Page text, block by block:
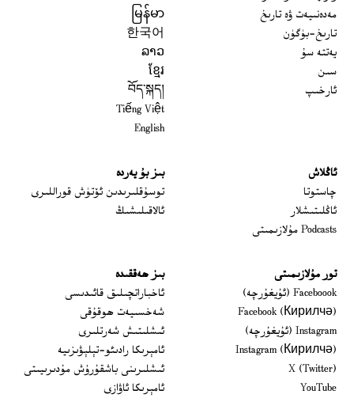
مەدەنىيەت ۋە تارىخ
تارىخ-بۈگۈن
يەتتە سۇ
سىن
ئارخىپ
မြန်မာ
한국어
ລາວ
ខ្មែរ
བོད་སྐད།
Tiếng Việt
English
ئاڭلاش
چاستوتا
ئاڭلىتىشلار
Podcasts مۇلازىمىتى
بىز بۇ يەردە
توسۇقلىرىدىن ئۆتۈش قوراللىرى
ئالاقىلىشىڭ
تور مۇلازىمىتى
Faceboook (ئۇيغۇرچە)
Opens in new window
Facebook (Кирилчә)
Opens in new window
Instagram (ئۇيغۇرچە)
Opens in new window
Instagram (Кирилчә)
Opens in new window
X (Twitter)
YouTube
بىز ھەققىدە
ئاخباراتچىلىق قائىدىسى
شەخسىيەت ھوقۇقى
ئىشلىتىش شەرتلىرى
ئامېرىكا رادىئو-تېلېۋىزىيە
ئىشلىرىنى باشقۇرۇش مۇدىرىيىتى
ئامېرىكا ئاۋازى